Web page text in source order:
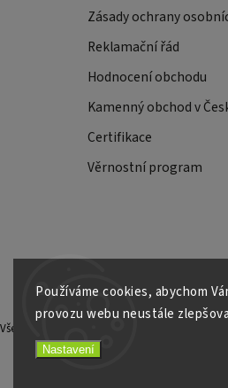
Používáme cookies, abychom
provozu webu neustále
Nastavení
Zásady ochrany
Reklamační řád
Hodnocení obchodu
Kamenný obchod v
Certifikace
Věrnostní program
práva vyhrazena.